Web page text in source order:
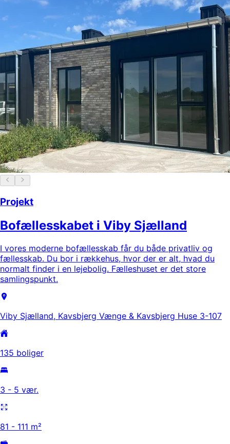
Projekt
Bofællesskabet i Viby Sjælland
I vores moderne bofællesskab får du både privatliv og
fællesskab. Du bor i rækkehus, hvor der er alt, hvad du
normalt finder i en lejebolig. Fælleshuset er det store
samlingspunkt.
Viby Sjælland, Kavsbjerg Vænge & Kavsbjerg Huse 3-107
135 boliger
3 - 5 vær.
81 - 111 m²